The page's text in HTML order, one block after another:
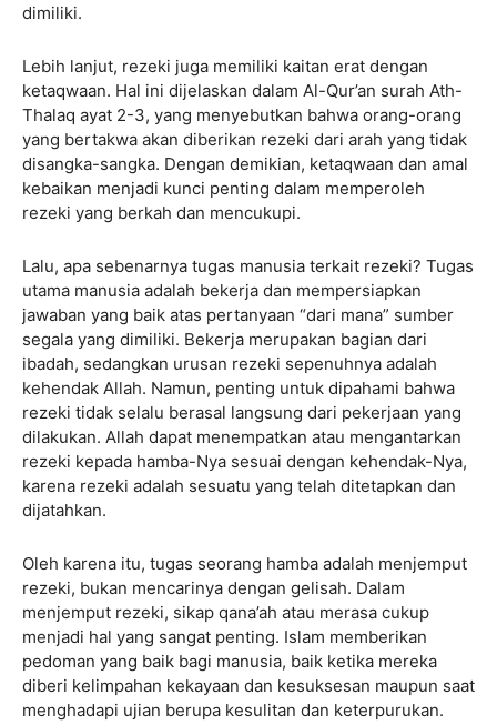
dimiliki.
Lebih lanjut, rezeki juga memiliki kaitan erat dengan
ketaqwaan. Hal ini dijelaskan dalam Al-Qur’an surah Ath-
Thalaq ayat 2-3, yang menyebutkan bahwa orang-orang
yang bertakwa akan diberikan rezeki dari arah yang tidak
disangka-sangka. Dengan demikian, ketaqwaan dan amal
kebaikan menjadi kunci penting dalam memperoleh
rezeki yang berkah dan mencukupi.
Lalu, apa sebenarnya tugas manusia terkait rezeki? Tugas
utama manusia adalah bekerja dan mempersiapkan
jawaban yang baik atas pertanyaan “dari mana” sumber
segala yang dimiliki. Bekerja merupakan bagian dari
ibadah, sedangkan urusan rezeki sepenuhnya adalah
kehendak Allah. Namun, penting untuk dipahami bahwa
rezeki tidak selalu berasal langsung dari pekerjaan yang
dilakukan. Allah dapat menempatkan atau mengantarkan
rezeki kepada hamba-Nya sesuai dengan kehendak-Nya,
karena rezeki adalah sesuatu yang telah ditetapkan dan
dijatahkan.
Oleh karena itu, tugas seorang hamba adalah menjemput
rezeki, bukan mencarinya dengan gelisah. Dalam
menjemput rezeki, sikap qana’ah atau merasa cukup
menjadi hal yang sangat penting. Islam memberikan
pedoman yang baik bagi manusia, baik ketika mereka
diberi kelimpahan kekayaan dan kesuksesan maupun saat
menghadapi ujian berupa kesulitan dan keterpurukan.